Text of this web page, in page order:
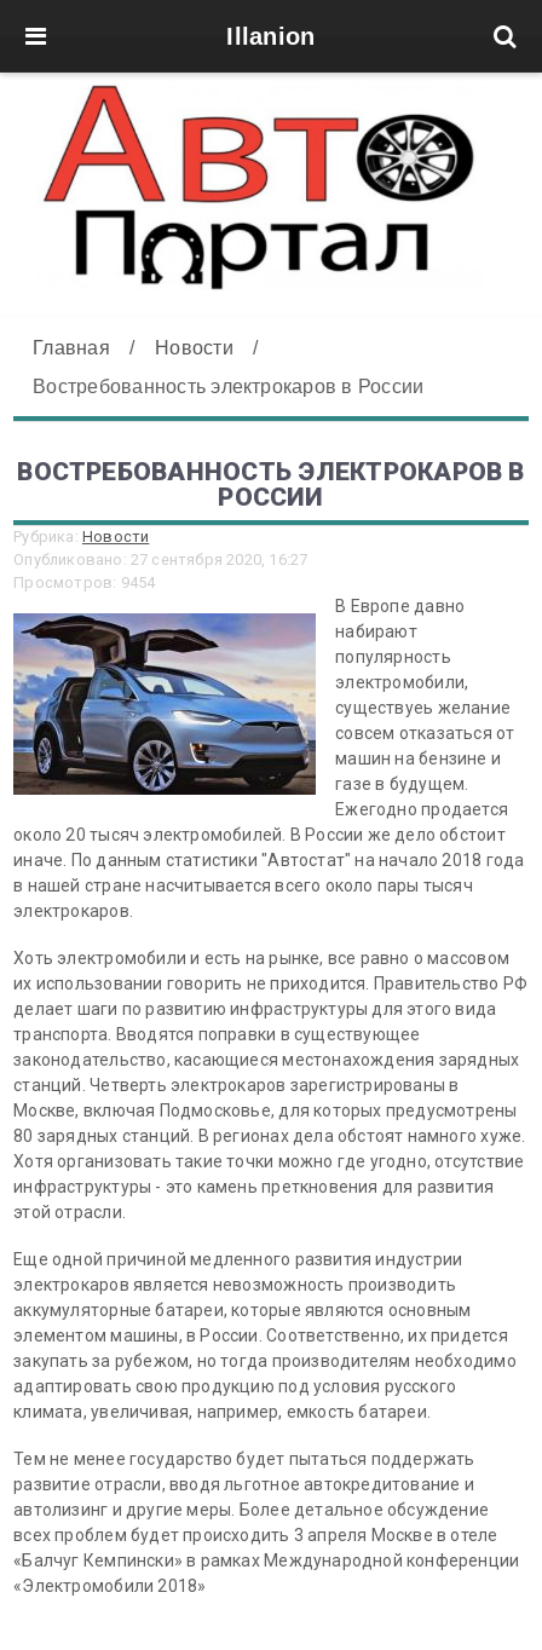
Illanion
Главная / Новости
/
Востребованность электрокаров в России
ВОСТРЕБОВАННОСТЬ ЭЛЕКТРОКАРОВ В
РОССИИ
Рубрика: Новости
Опубликовано: 27 сентября 2020, 16:27
Просмотров: 9454
В Европе давно
набирают
популярность
электромобили,
существуеь желание
совсем отказаться от
машин на бензине и
газе в будущем.
Ежегодно продается
около 20 тысяч электромобилей. В России же дело обстоит
иначе. По данным статистики "Автостат" на начало 2018 года
в нашей стране насчитывается всего около пары тысяч
электрокаров.
Хоть электромобили и есть на рынке, все равно о массовом
их использовании говорить не приходится. Правительство РФ
делает шаги по развитию инфраструктуры для этого вида
транспорта. Вводятся поправки в существующее
законодательство, касающиеся местонахождения зарядных
станций. Четверть электрокаров зарегистрированы в
Москве, включая Подмосковье, для которых предусмотрены
80 зарядных станций. В регионах дела обстоят намного хуже.
Хотя организовать такие точки можно где угодно, отсутствие
инфраструктуры - это камень преткновения для развития
этой отрасли.
Еще одной причиной медленного развития индустрии
электрокаров является невозможность производить
аккумуляторные батареи, которые являются основным
элементом машины, в России. Соответственно, их придется
закупать за рубежом, но тогда производителям необходимо
адаптировать свою продукцию под условия русского
климата, увеличивая, например, емкость батареи.
Тем не менее государство будет пытаться поддержать
развитие отрасли, вводя льготное автокредитование и
автолизинг и другие меры. Более детальное обсуждение
всех проблем будет происходить 3 апреля Москве в отеле
«Балчуг Кемпински» в рамках Международной конференции
«Электромобили 2018»